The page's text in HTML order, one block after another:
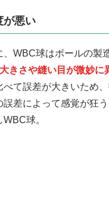
が悪い
、WBC球はボールの製
きさや縫い目が微妙に
べて誤差が大きいため
誤差によって感覚が狂
球。